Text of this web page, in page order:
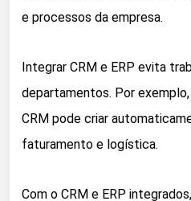
e processos da empresa.
Integrar CRM e ERP evita
departamentos. Por
CRM pode criar
faturamento e logística.
Com o CRM e ERP